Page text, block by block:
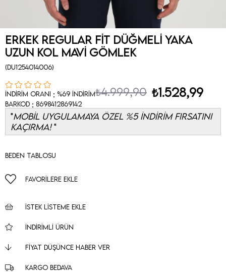
Erkek Regular Fit Düğmeli Yaka
Uzun Kol Mavi Gömlek
(DU1254014006)
İndirim Oranı : %69 İndirim₺4.999,90 ₺1.528,99
Barkod : 8698412869142
MOBİL UYGULAMAYA ÖZEL %5 İNDİRİM FIRSATINI
KAÇIRMA!
Beden Tablosu
FAVORILERE EKLE
İSTEK LISTEME EKLE
İNDIRIMLI ÜRÜN
FIYAT DÜŞÜNCE HABER VER
KARGO BEDAVA